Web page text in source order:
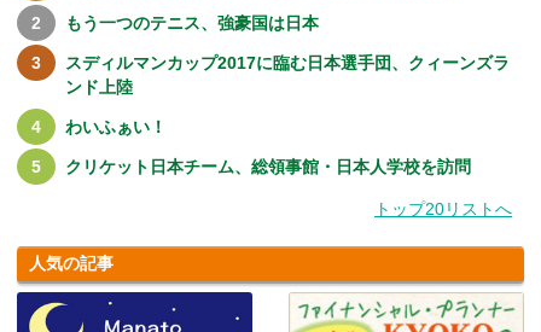
もう一つのテニス、強豪国は日本
スディルマンカップ2017に臨む日本選手団、クィーンズラ
ンド上陸
わいふぁい！
クリケット日本チーム、総領事館・日本人学校を訪問
トップ20リストへ
人気の記事